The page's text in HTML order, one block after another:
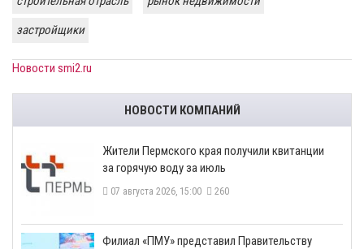
застройщики
Новости smi2.ru
НОВОСТИ КОМПАНИЙ
​Жители Пермского края получили квитанции
за горячую воду за июль
07 августа 2026, 15:00 260
​Филиал «ПМУ» представил Правительству